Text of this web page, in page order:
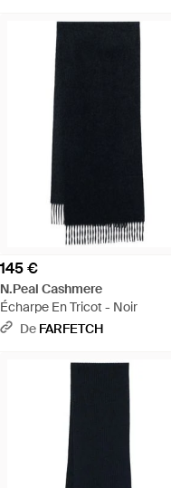
145 €
N.Peal Cashmere
Écharpe En Tricot - Noir
De FARFETCH